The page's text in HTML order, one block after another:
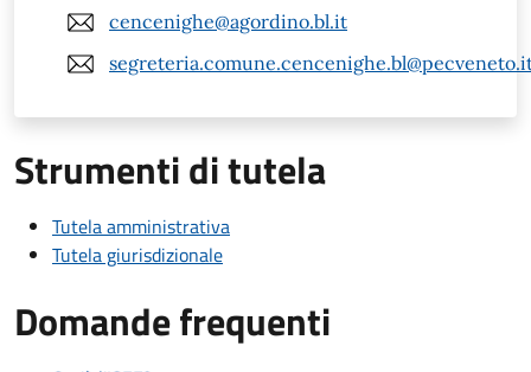
cencenighe@agordino.bl.it
Strumenti di tutela
Tutela amministrativa
Tutela giurisdizionale
Domande frequenti